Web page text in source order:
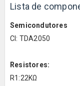
Lista de
Semicondutores
CI: TDA2050
Resistores:
R1:22KΩ